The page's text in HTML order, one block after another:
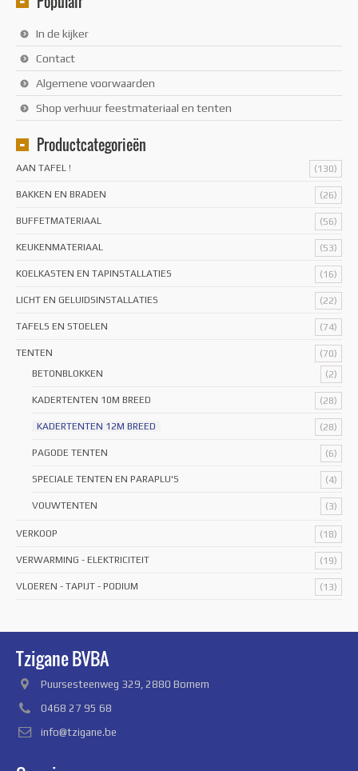
In de kijker
Contact
Algemene voorwaarden
Shop verhuur feestmateriaal en tenten
Productcategorieën
AAN TAFEL ! (130)
BAKKEN EN BRADEN (26)
BUFFETMATERIAAL (56)
KEUKENMATERIAAL (53)
KOELKASTEN EN TAPINSTALLATIES (16)
LICHT EN GELUIDSINSTALLATIES (22)
TAFELS EN STOELEN (74)
TENTEN
(70)
BETONBLOKKEN
(2)
KADERTENTEN 10M BREED (28)
KADERTENTEN 12M BREED (28)
PAGODE TENTEN (6)
SPECIALE TENTEN EN PARAPLU'S (4)
VOUWTENTEN (3)
VERKOOP (18)
VERWARMING - ELEKTRICITEIT (19)
VLOEREN - TAPIJT - PODIUM (13)
Tzigane BVBA
Puursesteenweg 329, 2880 Bornem
0468 27 95 68
info@tzigane.be